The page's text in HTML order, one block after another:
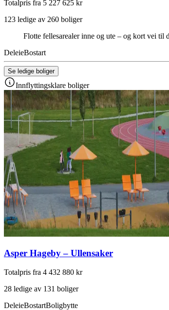
Totalpris fra 5 227 625 kr
123 ledige av 260 boliger
Flotte fellesarealer inne og ute – og kort vei til
DeleieBostart
Se ledige boliger
Innflyttingsklare boliger
Asper Hageby – Ullensaker
Totalpris fra 4 432 880 kr
28 ledige av 131 boliger
DeleieBostartBoligbytte